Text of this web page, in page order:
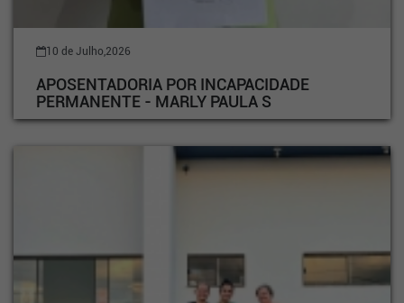
10 de Julho,2026
APOSENTADORIA POR INCAPACIDADE
PERMANENTE - MARLY PAULA S